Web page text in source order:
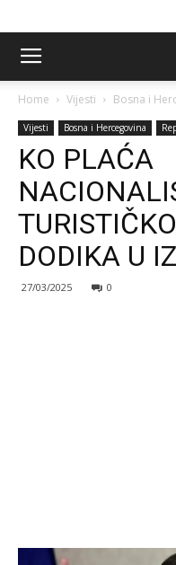
Home Vijesti Bosna i
Vijesti Bosna i Hercegovina
KO PLAĆA
DODIKA U
27/03/2025 0